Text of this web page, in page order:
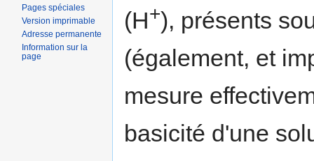
(H+), présents
(également, et
mesure
basicité d'une
Pages spéciales
Version imprimable
Adresse permanente
Information sur la
page